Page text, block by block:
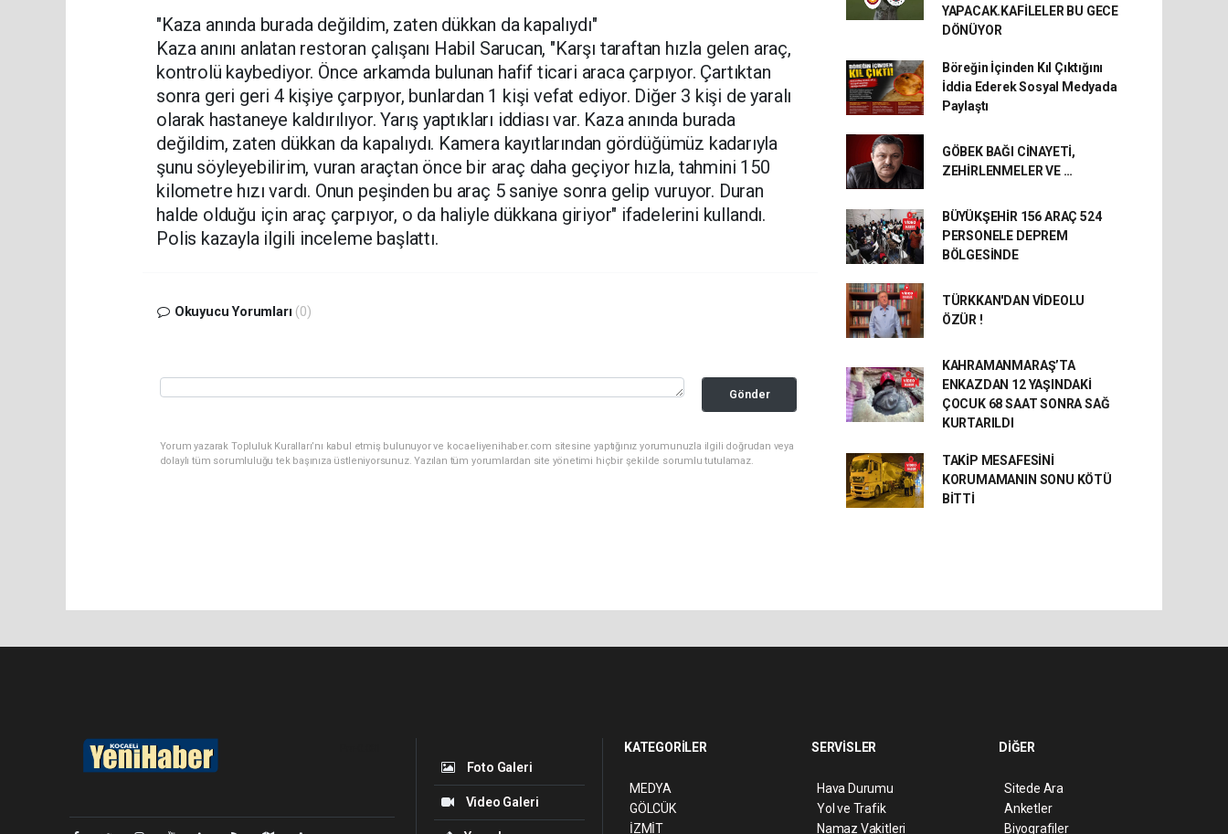
"Kaza anında burada değildim, zaten dükkan da kapalıydı"
Kaza anını anlatan restoran çalışanı Habil Sarucan, "Karşı taraftan hızla gelen araç,
kontrolü kaybediyor. Önce arkamda bulunan hafif ticari araca çarpıyor. Çartıktan
sonra geri geri 4 kişiye çarpıyor, bunlardan 1 kişi vefat ediyor. Diğer 3 kişi de yaralı
olarak hastaneye kaldırılıyor. Yarış yaptıkları iddiası var. Kaza anında burada
değildim, zaten dükkan da kapalıydı. Kamera kayıtlarından gördüğümüz kadarıyla
şunu söyleyebilirim, vuran araçtan önce bir araç daha geçiyor hızla, tahmini 150
kilometre hızı vardı. Onun peşinden bu araç 5 saniye sonra gelip vuruyor. Duran
halde olduğu için araç çarpıyor, o da haliyle dükkana giriyor" ifadelerini kullandı.
Polis kazayla ilgili inceleme başlattı.
Okuyucu Yorumları (0)
Gönder
Yorum yazarak Topluluk Kuralları’nı kabul etmiş bulunuyor ve kocaeliyenihaber.com sitesine yaptığınız yorumunuzla ilgili doğrudan veya
dolaylı tüm sorumluluğu tek başınıza üstleniyorsunuz. Yazılan tüm yorumlardan site yönetimi hiçbir şekilde sorumlu tutulamaz.
YAPACAK.KAFİLELER BU GECE
DÖNÜYOR
Böreğin İçinden Kıl Çıktığını
İddia Ederek Sosyal Medyada
Paylaştı
GÖBEK BAĞI CİNAYETİ,
ZEHİRLENMELER VE …
BÜYÜKŞEHİR 156 ARAÇ 524
PERSONELE DEPREM
BÖLGESİNDE
TÜRKKAN'DAN VİDEOLU
ÖZÜR !
KAHRAMANMARAŞ’TA
ENKAZDAN 12 YAŞINDAKİ
ÇOCUK 68 SAAT SONRA SAĞ
KURTARILDI
TAKİP MESAFESİNİ
KORUMAMANIN SONU KÖTÜ
BİTTİ
Foto Galeri
Video Galeri
KATEGORİLER
MEDYA
GÖLCÜK
İZMİT
SERVİSLER
Hava Durumu
Yol ve Trafik
Namaz Vakitleri
DİĞER
Sitede Ara
Anketler
Biyografiler